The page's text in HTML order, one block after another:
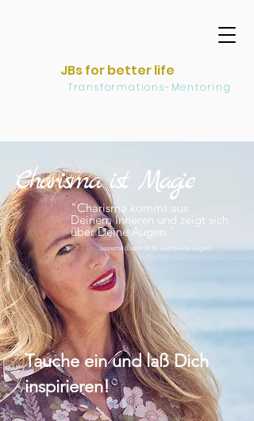
JBs for better life
Transformations-Mentoring
Charisma ist Magie
"Charisma kommt aus
Deinem Inneren und zeigt sich
über Deine Augen.
Jeanette (Expertin für leuchtende Augen)
Tauche ein und laß Dich
inspirieren!